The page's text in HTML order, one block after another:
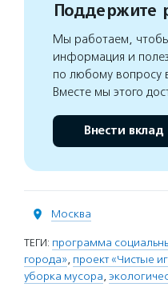
Поддержите
Мы работаем, чтобы
информация и
по любому вопросу
Вместе мы этого
Внести вклад
Москва
ТЕГИ: программа
города», проект «Чистые
уборка мусора,